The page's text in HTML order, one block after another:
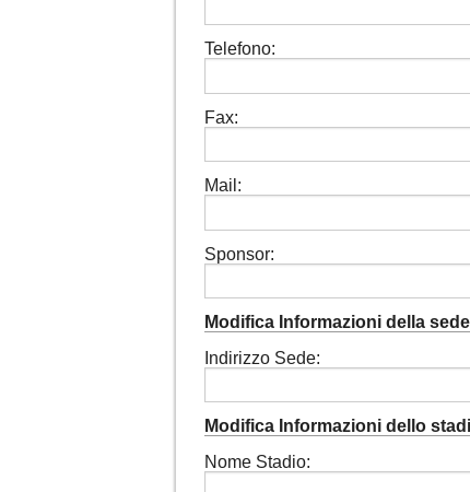
Telefono:
Fax:
Mail:
Sponsor:
Modifica Informazioni della sede
Indirizzo Sede:
Modifica Informazioni dello
Nome Stadio: